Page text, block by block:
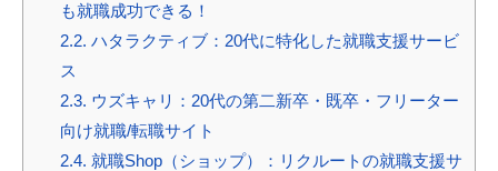
も就職成功できる！
2.2. ハタラクティブ：20代に特化した就職支援サービ
ス
2.3. ウズキャリ：20代の第二新卒・既卒・フリーター
向け就職/転職サイト
2.4. 就職Shop（ショップ）：リクルートの就職支援サ